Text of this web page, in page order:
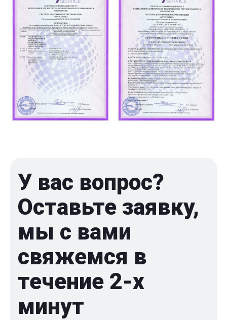
У вас вопрос?
Оставьте заявку,
мы с вами
свяжемся в
течение 2-x
минут